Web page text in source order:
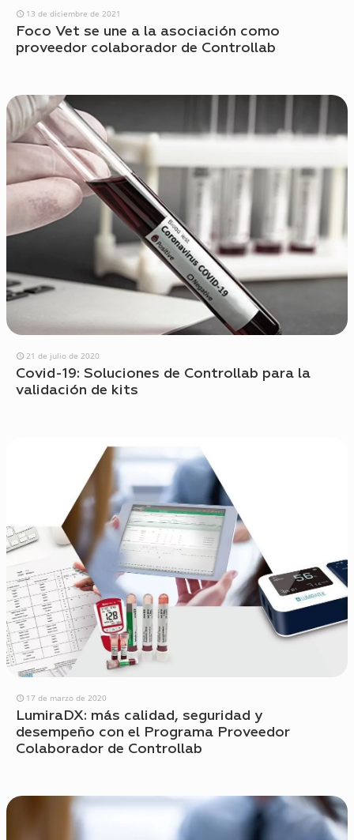
13 de diciembre de 2021
Foco Vet se une a la asociación como
proveedor colaborador de Controllab
21 de julio de 2020
Covid-19: Soluciones de Controllab para la
validación de kits
17 de marzo de 2020
LumiraDX: más calidad, seguridad y
desempeño con el Programa Proveedor
Colaborador de Controllab